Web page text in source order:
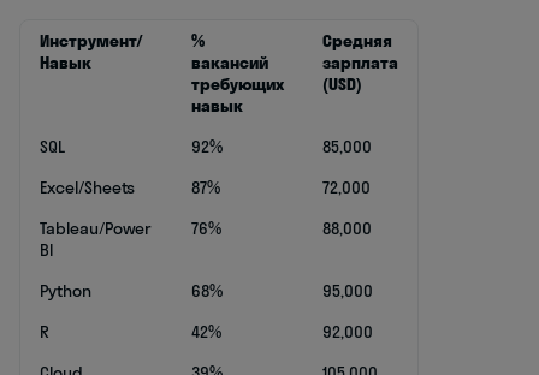
Инструмент/
Навык
%
вакансий
требующих
навык
Средняя
зарплата
(USD)
SQL 92%
85,000
Excel/Sheets
87%
72,000
Tableau/Power
BI
76% 88,000
Python 68%
95,000
R
42%
92,000